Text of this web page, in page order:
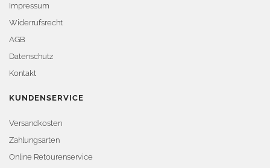
Impressum
Widerrufsrecht
AGB
Datenschutz
Kontakt
KUNDENSERVICE
Versandkosten
Zahlungsarten
Online Retourenservice